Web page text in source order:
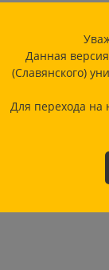
Данная
(Славянского)
Для перехода на